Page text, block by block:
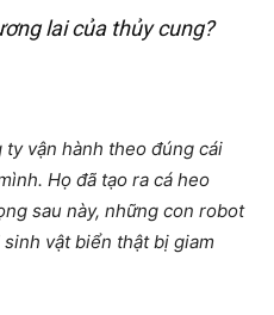
lai của thủy cung?
vận hành theo đúng cái
Họ đã tạo ra cá heo
sau này, những con robot
vật biển thật bị giam